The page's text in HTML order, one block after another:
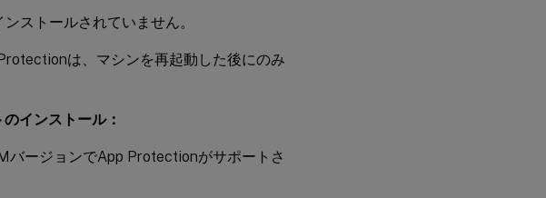
ストールされていません。
は、マシンを再起動した後にのみ
インストール：
バージョンでApp Protectionがサポートさ